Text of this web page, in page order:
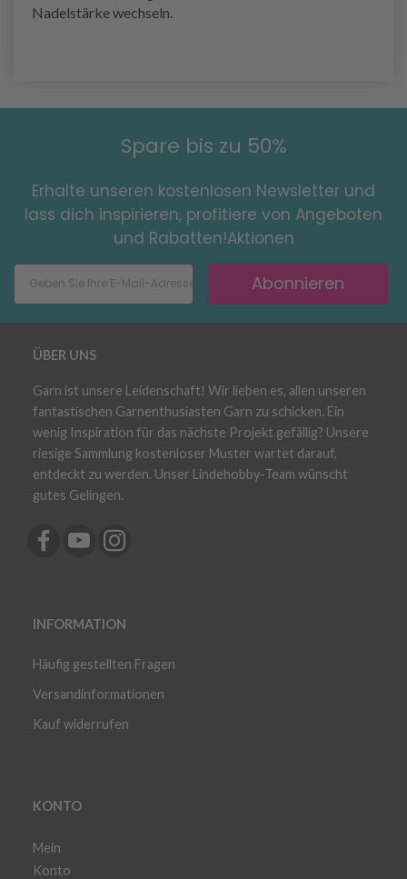
Nadelstärke wechseln.
Spare bis zu 50%
Erhalte unseren kostenlosen Newsletter und
lass dich inspirieren, profitiere von Angeboten
und Rabatten!Aktionen
Abonnieren
ÜBER UNS
Garn ist unsere Leidenschaft! Wir lieben es, allen unseren
fantastischen Garnenthusiasten Garn zu schicken. Ein
wenig Inspiration für das nächste Projekt gefällig? Unsere
riesige Sammlung kostenloser Muster wartet darauf,
entdeckt zu werden. Unser Lindehobby-Team wünscht
gutes Gelingen.
INFORMATION
Häufig gestellten Fragen
Versandinformationen
Kauf widerrufen
KONTO
Mein
Konto